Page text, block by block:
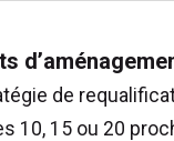
de
10, 15 ou 20